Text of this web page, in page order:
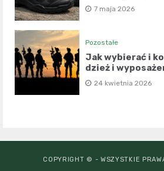
7 maja 2026
Pozostałe
Jak wybierać i
dzież i
24 kwietnia 2026
COPYRIGHT © - WSZYSTKIE